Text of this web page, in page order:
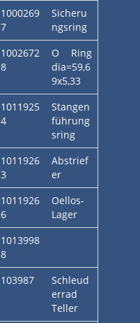
1000269
7
Sicheru
ngsring
1002672
8
O Ring
dia=59,6
9x5,33
1011925
4
Stangen
führung
sring
1011926
3
Abstrief
er
1011926
6
Oellos-
Lager
1013998
8
103987
Schleud
errad
Teller